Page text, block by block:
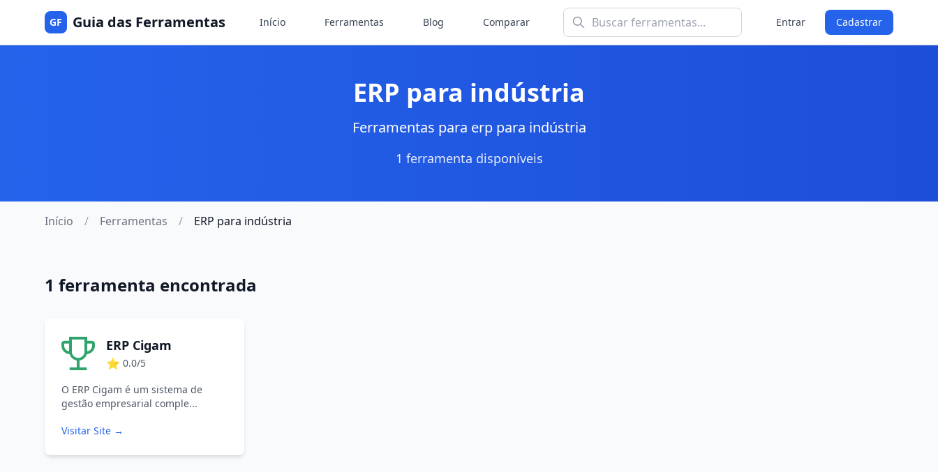
GF Guia das Ferramentas Início Ferramentas Blog Comparar Entrar Cadastrar
ERP para indústria
Ferramentas para erp para indústria
1 ferramenta disponíveis
Início / Ferramentas / ERP para indústria
1 ferramenta encontrada
ERP Cigam
⭐ 0.0/5
O ERP Cigam é um sistema de
gestão empresarial comple...
Visitar Site →